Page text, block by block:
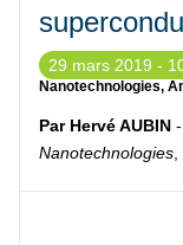
29 mars 2019 -
Nanotechnologies,
Par Hervé AUBIN -
Nanotechnologies,